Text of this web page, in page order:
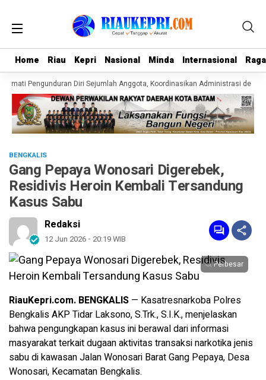
Home Riau Kepri Nasional Minda Internasional
Home Riau Kepri Nasional Minda Internasional
Pengunduran Diri Sejumlah Anggota, Koordinasikan Administrasi dengan
BENGKALIS
Gang Pepaya Wonosari Digerebek,
Residivis Heroin Kembali Tersandung
Kasus Sabu
Redaksi
12 Jun 2026 - 20:19 WIB
Perbesar
RiauKepri.com. BENGKALIS — Kasatresnarkoba Polres
Bengkalis AKP Tidar Laksono, S.Trk., S.I.K., menjelaskan
bahwa pengungkapan kasus ini berawal dari informasi
masyarakat terkait dugaan aktivitas transaksi narkotika jenis
sabu di kawasan Jalan Wonosari Barat Gang Pepaya, Desa
Wonosari, Kecamatan Bengkalis.